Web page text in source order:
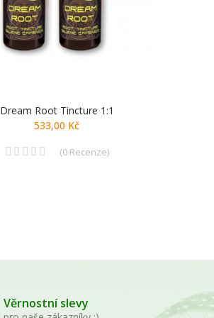
Dream Root Tincture 1:1
533,00 Kč
(0Recenze)
Věrnostní slevy